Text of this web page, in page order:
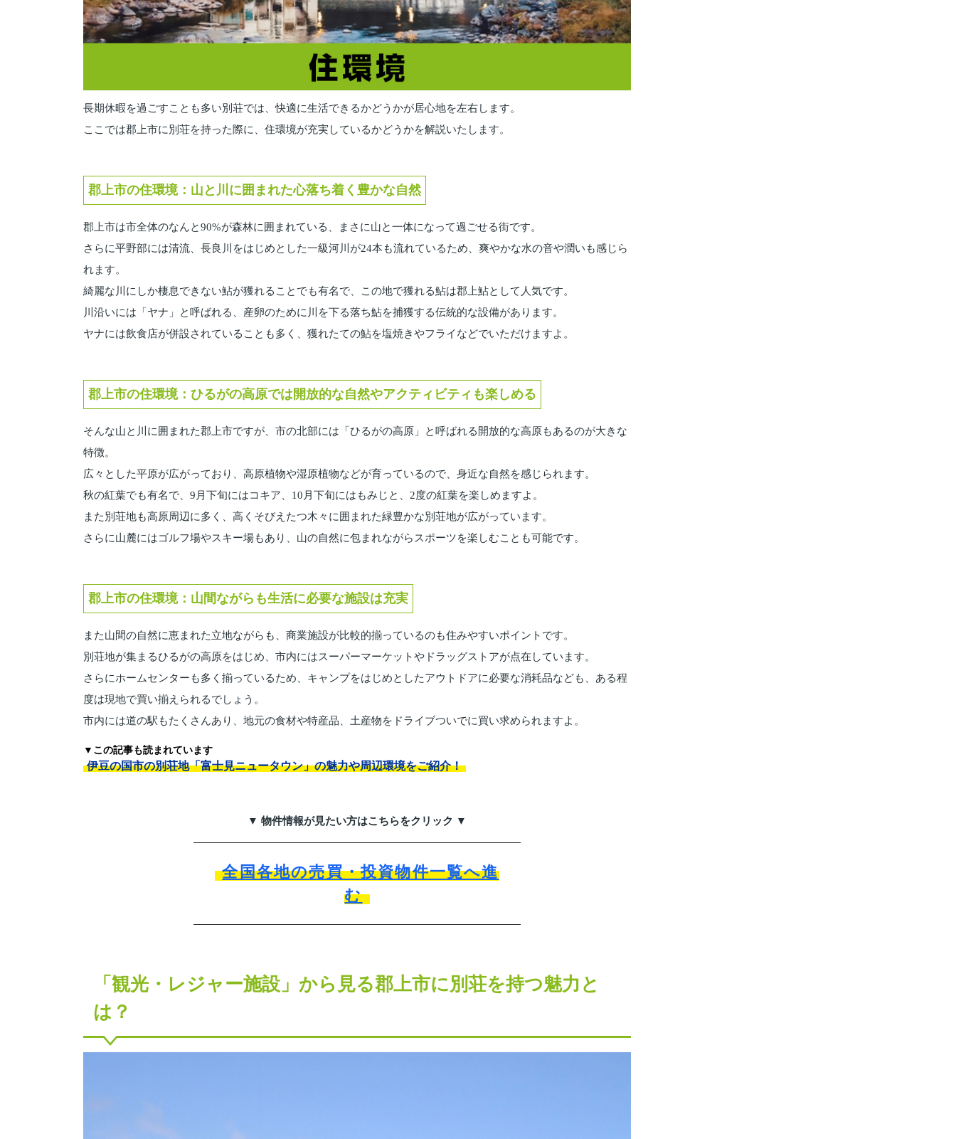
長期休暇を過ごすことも多い別荘では、快適に生活できるかどうかが居心地を左右します。
ここでは郡上市に別荘を持った際に、住環境が充実しているかどうかを解説いたします。
郡上市の住環境：山と川に囲まれた心落ち着く豊かな自然
郡上市は市全体のなんと90%が森林に囲まれている、まさに山と一体になって過ごせる街です。
さらに平野部には清流、長良川をはじめとした一級河川が24本も流れているため、爽やかな水の音や潤いも感じら
れます。
綺麗な川にしか棲息できない鮎が獲れることでも有名で、この地で獲れる鮎は郡上鮎として人気です。
川沿いには「ヤナ」と呼ばれる、産卵のために川を下る落ち鮎を捕獲する伝統的な設備があります。
ヤナには飲食店が併設されていることも多く、獲れたての鮎を塩焼きやフライなどでいただけますよ。
郡上市の住環境：ひるがの高原では開放的な自然やアクティビティも楽しめる
そんな山と川に囲まれた郡上市ですが、市の北部には「ひるがの高原」と呼ばれる開放的な高原もあるのが大きな
特徴。
広々とした平原が広がっており、高原植物や湿原植物などが育っているので、身近な自然を感じられます。
秋の紅葉でも有名で、9月下旬にはコキア、10月下旬にはもみじと、2度の紅葉を楽しめますよ。
また別荘地も高原周辺に多く、高くそびえたつ木々に囲まれた緑豊かな別荘地が広がっています。
さらに山麓にはゴルフ場やスキー場もあり、山の自然に包まれながらスポーツを楽しむことも可能です。
郡上市の住環境：山間ながらも生活に必要な施設は充実
また山間の自然に恵まれた立地ながらも、商業施設が比較的揃っているのも住みやすいポイントです。
別荘地が集まるひるがの高原をはじめ、市内にはスーパーマーケットやドラッグストアが点在しています。
さらにホームセンターも多く揃っているため、キャンプをはじめとしたアウトドアに必要な消耗品なども、ある程
度は現地で買い揃えられるでしょう。
市内には道の駅もたくさんあり、地元の食材や特産品、土産物をドライブついでに買い求められますよ。
▼この記事も読まれています
伊豆の国市の別荘地「富士見ニュータウン」の魅力や周辺環境をご紹介！
▼ 物件情報が見たい方はこちらをクリック ▼
全国各地の売買・投資物件一覧へ進
む
「観光・レジャー施設」から見る郡上市に別荘を持つ魅力と
は？